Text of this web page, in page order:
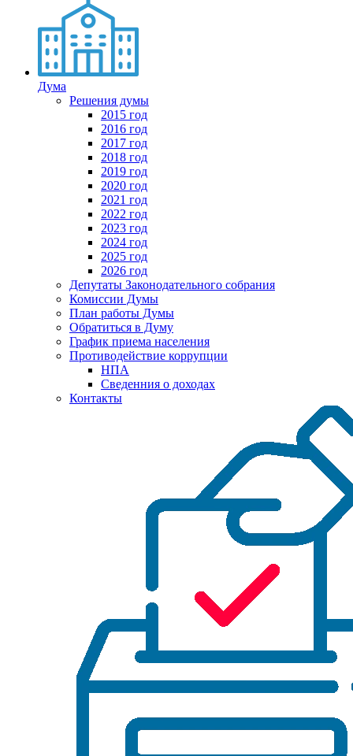
Дума
Решения думы
2015 год
2016 год
2017 год
2018 год
2019 год
2020 год
2021 год
2022 год
2023 год
2024 год
2025 год
2026 год
Депутаты Законодательного собрания
Комиссии Думы
План работы Думы
Обратиться в Думу
График приема населения
Противодействие коррупции
НПА
Сведенния о доходах
Контакты